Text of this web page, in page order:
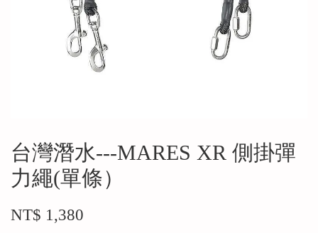
台灣潛水---MARES‭ XR 側掛彈
⼒繩(單條）
NT$ 1,380